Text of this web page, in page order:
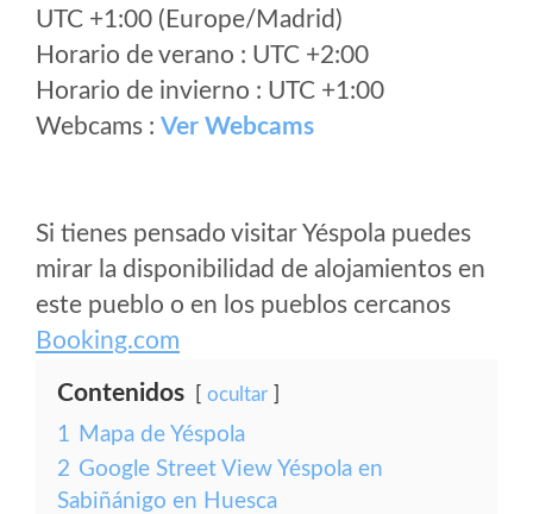
UTC +1:00 (Europe/Madrid)
Horario de verano : UTC +2:00
Horario de invierno : UTC +1:00
Webcams : Ver Webcams
Si tienes pensado visitar Yéspola puedes
mirar la disponibilidad de alojamientos en
este pueblo o en los pueblos cercanos
Booking.com
Contenidos ocultar
1 Mapa de Yéspola
2 Google Street View Yéspola en
Sabiñánigo en Huesca